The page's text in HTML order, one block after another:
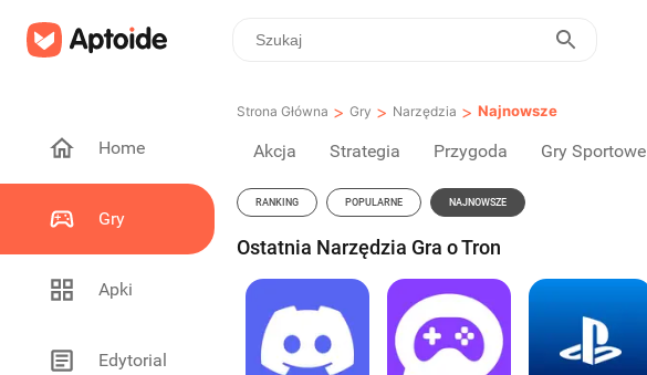
Home
Gry
Apki
Edytorial
Strona Główna > Gry > Narzędzia > Najnowsze
Akcja Strategia Przygoda Gry Sportowe
RANKING POPULARNE NAJNOWSZE
Ostatnia Narzędzia Gra o Tron